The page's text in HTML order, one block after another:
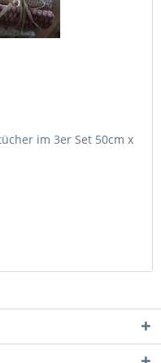
im 3er Set 50cm x